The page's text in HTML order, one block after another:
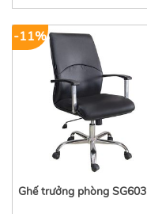
of
-11%
Ghế trưởng phòng SG603